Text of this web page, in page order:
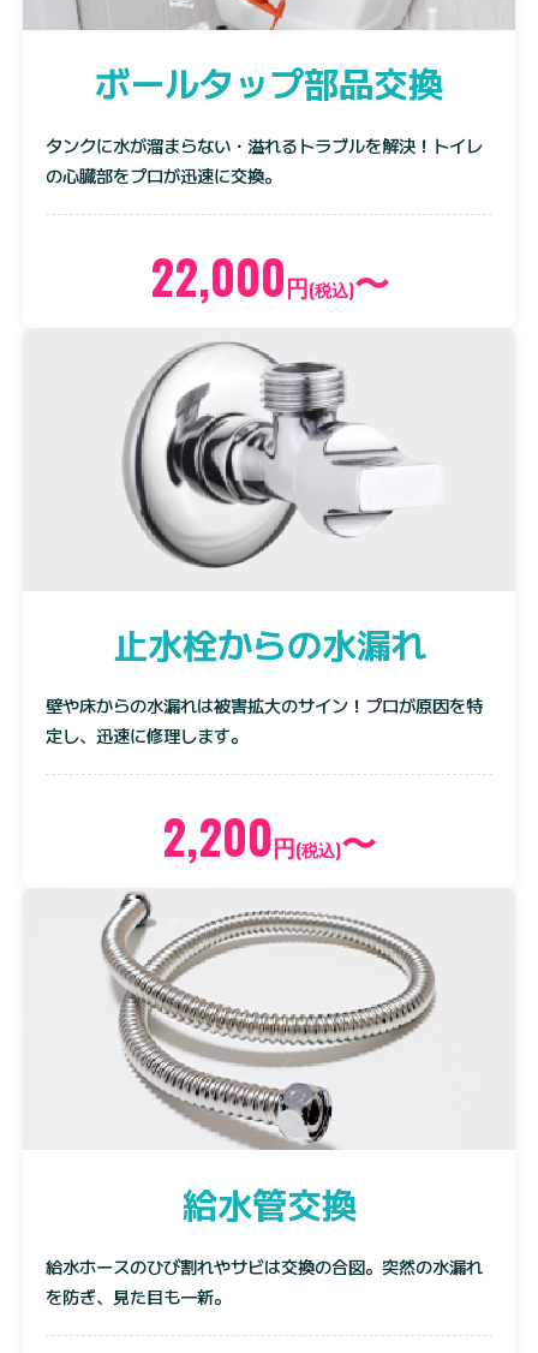
ボールタップ部品交換
タンクに水が溜まらない・溢れるトラブルを解決！トイレ
の心臓部をプロが迅速に交換。
22,000円(税込)〜
止水栓からの水漏れ
壁や床からの水漏れは被害拡大のサイン！プロが原因を特
定し、迅速に修理します。
2,200円(税込)〜
給水管交換
給水ホースのひび割れやサビは交換の合図。突然の水漏れ
を防ぎ、見た目も一新。